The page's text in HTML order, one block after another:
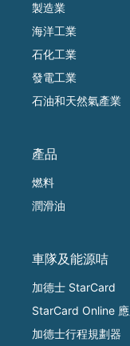
製造業
海洋工業
石化工業
發電工業
石油和天然氣產業
產品
燃料
潤滑油
車隊及能源咭
加德士 StarCard
StarCard Online
加德士行程規劃器